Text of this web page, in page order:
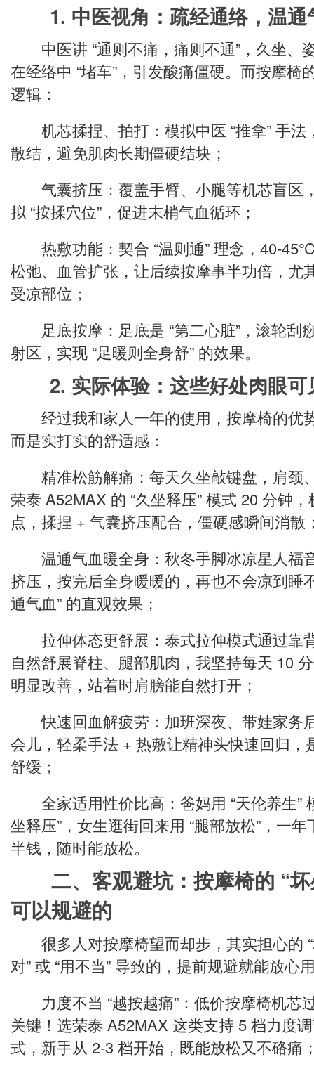
1. 中医视角：疏经通络，温通
中医讲 “通则不痛，痛则不通”，久坐、
在经络中 “堵车”，引发酸痛僵硬。而按摩椅
逻辑：
机芯揉捏、拍打：模拟中医 “推拿” 手法
散结，避免肌肉长期僵硬结块；
气囊挤压：覆盖手臂、小腿等机芯盲区
拟 “按揉穴位”，促进末梢气血循环；
热敷功能：契合 “温则通” 理念，40-
松弛、血管扩张，让后续按摩事半功倍，尤
受凉部位；
足底按摩：足底是 “第二心脏”，滚轮刮
射区，实现 “足暖则全身舒” 的效果。
2. 实际体验：这些好处肉眼可
经过我和家人一年的使用，按摩椅的优
而是实打实的舒适感：
精准松筋解痛：每天久坐敲键盘，肩颈
荣泰 A52MAX 的 “久坐释压” 模式 20 分钟
点，揉捏 + 气囊挤压配合，僵硬感瞬间消散
温通气血暖全身：秋冬手脚冰凉星人福
挤压，按完后全身暖暖的，再也不会凉到睡
通气血” 的直观效果；
拉伸体态更舒展：泰式拉伸模式通过靠
自然舒展脊柱、腿部肌肉，我坚持每天 10
明显改善，站着时肩膀能自然打开；
快速回血解疲劳：加班深夜、带娃家务
会儿，轻柔手法 + 热敷让精神头快速回归，
舒缓；
全家适用性价比高：爸妈用 “天伦养生”
坐释压”，女生逛街回来用 “腿部放松”，一
半钱，随时能放松。
二、客观避坑：按摩椅的 “
可以规避的
很多人对按摩椅望而却步，其实担心的 “
对” 或 “用不当” 导致的，提前规避就能放心
力度不当 “越按越痛”：低价按摩椅机芯
关键！选荣泰 A52MAX 这类支持 5 档力度
式，新手从 2-3 档开始，既能放松又不硌痛